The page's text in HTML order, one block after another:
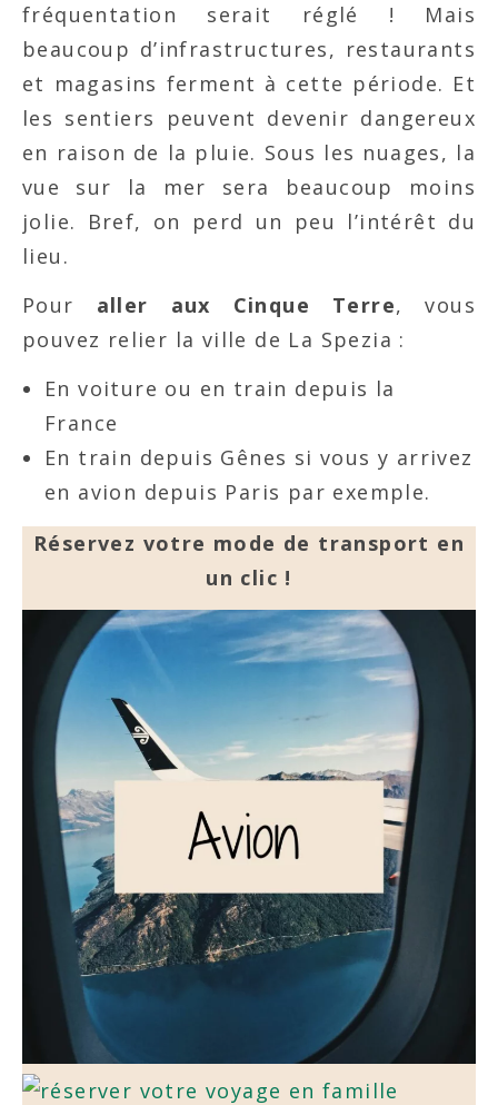
fréquentation serait réglé ! Mais
beaucoup d’infrastructures, restaurants
et magasins ferment à cette période. Et
les sentiers peuvent devenir dangereux
en raison de la pluie. Sous les nuages, la
vue sur la mer sera beaucoup moins
jolie. Bref, on perd un peu l’intérêt du
lieu.
Pour aller aux Cinque Terre, vous
pouvez relier la ville de La Spezia :
En voiture ou en train depuis la
France
En train depuis Gênes si vous y arrivez
en avion depuis Paris par exemple.
Réservez votre mode de transport en
un clic !